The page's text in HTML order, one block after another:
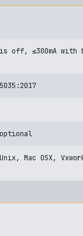
is off, ≤300mA
Mac OSX,